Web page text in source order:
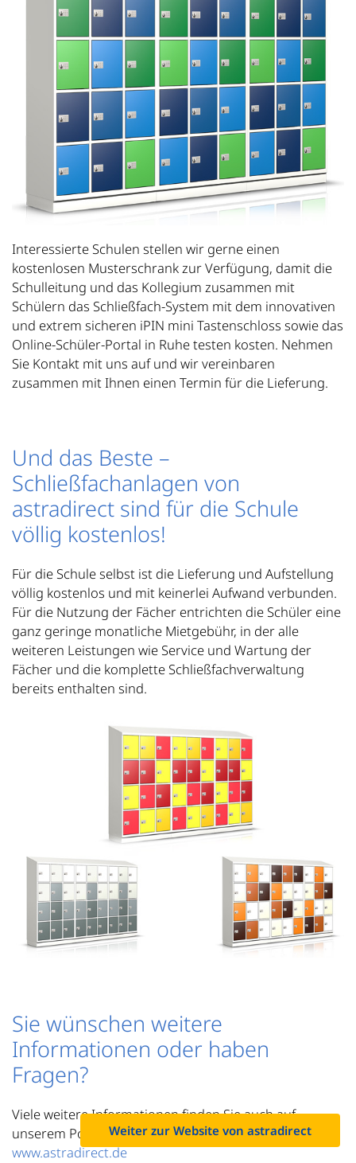
Interessierte Schulen stellen wir gerne einen
kostenlosen Musterschrank zur Verfügung, damit die
Schulleitung und das Kollegium zusammen mit
Schülern das Schließfach-System mit dem innovativen
und extrem sicheren iPIN mini Tastenschloss sowie das
Online-Schüler-Portal in Ruhe testen kosten. Nehmen
Sie Kontakt mit uns auf und wir vereinbaren
zusammen mit Ihnen einen Termin für die Lieferung.
Und das Beste –
Schließfachanlagen von
astradirect sind für die Schule
völlig kostenlos!
Für die Schule selbst ist die Lieferung und Aufstellung
völlig kostenlos und mit keinerlei Aufwand verbunden.
Für die Nutzung der Fächer entrichten die Schüler eine
ganz geringe monatliche Mietgebühr, in der alle
weiteren Leistungen wie Service und Wartung der
Fächer und die komplette Schließfachverwaltung
bereits enthalten sind.
Sie wünschen weitere
Informationen oder haben
Fragen?
Viele weitere Informationen finden Sie auch auf
unserem Portal für Schüler und Schulen unter
www.astradirect.de
Weiter zur Website von astradirect